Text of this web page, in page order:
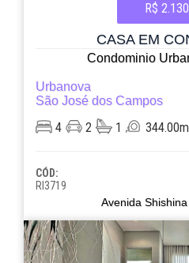
R$
CASA EM
Condominio
Urbanova
São José dos Campos
4 2 1
CÓD:
RI3719
Avenida